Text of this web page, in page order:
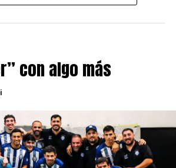
con algo más